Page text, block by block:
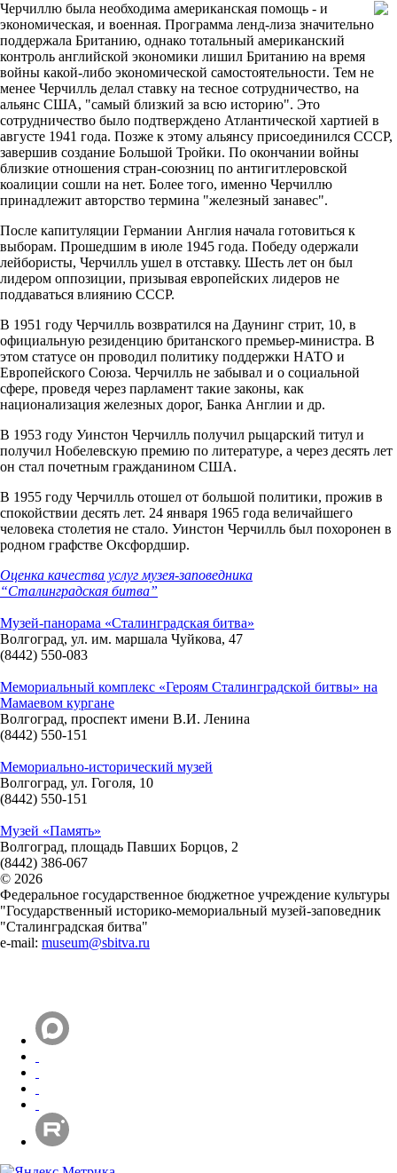
Черчиллю была необходима американская помощь - и
экономическая, и военная. Программа ленд-лиза значительно
поддержала Британию, однако тотальный американский
контроль английской экономики лишил Британию на время
войны какой-либо экономической самостоятельности. Тем не
менее Черчилль делал ставку на тесное сотрудничество, на
альянс США, "самый близкий за всю историю". Это
сотрудничество было подтверждено Атлантической хартией в
августе 1941 года. Позже к этому альянсу присоединился СССР,
завершив создание Большой Тройки. По окончании войны
близкие отношения стран-союзниц по антигитлеровской
коалиции сошли на нет. Более того, именно Черчиллю
принадлежит авторство термина "железный занавес".
После капитуляции Германии Англия начала готовиться к
выборам. Прошедшим в июле 1945 года. Победу одержали
лейбористы, Черчилль ушел в отставку. Шесть лет он был
лидером оппозиции, призывая европейских лидеров не
поддаваться влиянию СССР.
В 1951 году Черчилль возвратился на Даунинг стрит, 10, в
официальную резиденцию британского премьер-министра. В
этом статусе он проводил политику поддержки НАТО и
Европейского Союза. Черчилль не забывал и о социальной
сфере, проведя через парламент такие законы, как
национализация железных дорог, Банка Англии и др.
В 1953 году Уинстон Черчилль получил рыцарский титул и
получил Нобелевскую премию по литературе, а через десять лет
он стал почетным гражданином США.
В 1955 году Черчилль отошел от большой политики, прожив в
спокойствии десять лет. 24 января 1965 года величайшего
человека столетия не стало. Уинстон Черчилль был похоронен в
родном графстве Оксфордшир.
Оценка качества услуг музея-заповедника
“Сталинградская битва”
Музей-панорама «Сталинградская битва»
Волгоград, ул. им. маршала Чуйкова, 47
(8442) 550-083
Мемориальный комплекс «Героям Сталинградской битвы» на
Мамаевом кургане
Волгоград, проспект имени В.И. Ленина
(8442) 550-151
Мемориально-исторический музей
Волгоград, ул. Гоголя, 10
(8442) 550-151
Музей «Память»
Волгоград, площадь Павших Борцов, 2
(8442) 386-067
© 2026
Федеральное государственное бюджетное учреждение культуры
"Государственный историко-мемориальный музей-заповедник
"Сталинградская битва"
e-mail: museum@sbitva.ru